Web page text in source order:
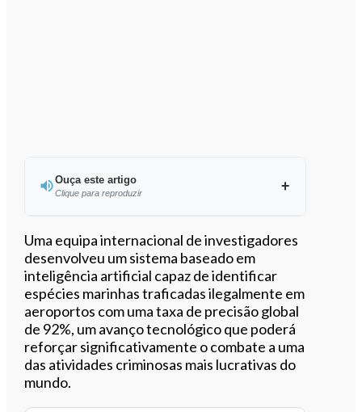
Ouça este artigo
Clique para reproduzir
0:00/6:29
Uma equipa internacional de investigadores
desenvolveu um sistema baseado em
inteligência artificial capaz de identificar
espécies marinhas traficadas ilegalmente em
aeroportos com uma taxa de precisão global
de 92%, um avanço tecnológico que poderá
reforçar significativamente o combate a uma
das atividades criminosas mais lucrativas do
mundo.